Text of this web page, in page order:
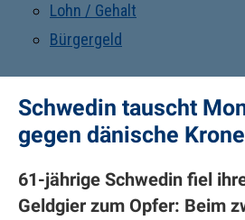
Lohn / Gehalt
Bürgergeld
Schwedin tauscht
gegen dänische
61-jährige Schwedin fiel
Geldgier zum Opfer: Beim